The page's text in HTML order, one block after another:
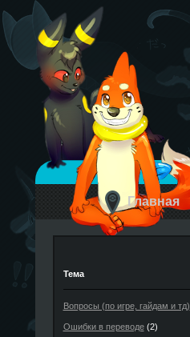
Главная
Тема
Вопросы (по игре, гайдам и тд)
Ошибки в переводе(2)